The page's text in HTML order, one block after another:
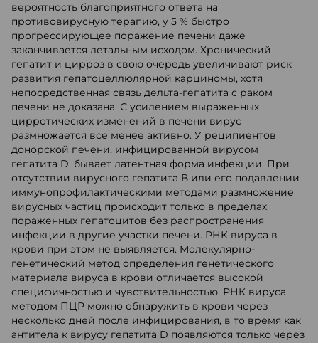
вероятность благоприятного ответа на
противовирусную терапию, у 5 % быстро
прогрессирующее поражение печени даже
заканчивается летальным исходом. Хронический
гепатит и цирроз в свою очередь увеличивают риск
развития гепатоцеллюлярной карциномы, хотя
непосредственная связь дельта-гепатита с раком
печени не доказана. С усилением выраженных
цирротических изменений в печени вирус
размножается все менее активно. У реципиентов
донорской печени, инфицированной вирусом
гепатита D, бывает латентная форма инфекции. При
отсутствии вирусного гепатита В или его подавлении
иммунопрофилактическими методами размножение
вирусных частиц происходит только в пределах
пораженных гепатоцитов без распространения
инфекции в другие участки печени. РНК вируса в
крови при этом не выявляется. Молекулярно-
генетический метод определения генетического
материала вируса в крови отличается высокой
специфичностью и чувствительностью. РНК вируса
методом ПЦР можно обнаружить в крови через
несколько дней после инфицирования, в то время как
антитела к вирусу гепатита D появляются только через